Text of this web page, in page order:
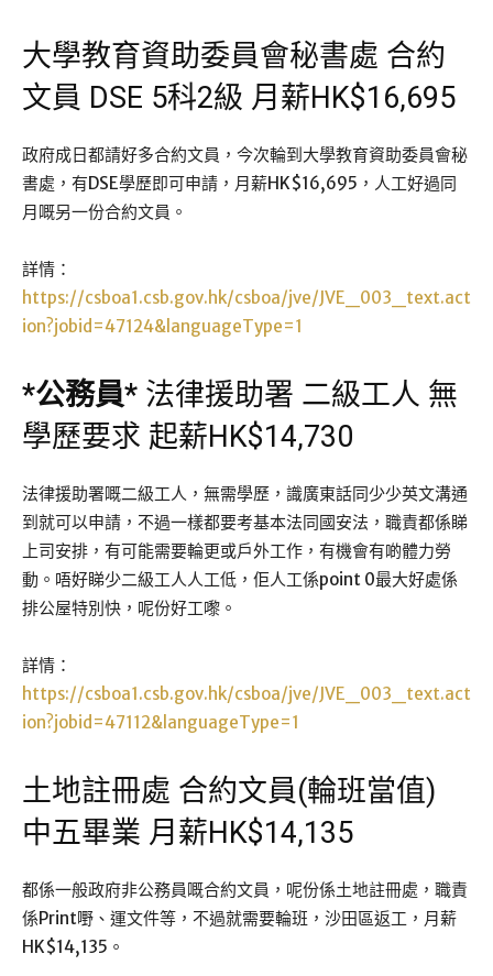
大學教育資助委員會秘書處 合約
文員 DSE 5科2級 月薪HK$16,695
政府成日都請好多合約文員，今次輪到大學教育資助委員會秘
書處，有DSE學歷即可申請，月薪HK$16,695，人工好過同
月嘅另一份合約文員。
詳情：
https://csboa1.csb.gov.hk/csboa/jve/JVE_003_text.act
ion?jobid=47124&languageType=1
*公務員* 法律援助署 二級工人 無
學歷要求 起薪HK$14,730
法律援助署嘅二級工人，無需學歷，識廣東話同少少英文溝通
到就可以申請，不過一樣都要考基本法同國安法，職責都係睇
上司安排，有可能需要輪更或戶外工作，有機會有啲體力勞
動。唔好睇少二級工人人工低，佢人工係point 0最大好處係
排公屋特別快，呢份好工嚟。
詳情：
https://csboa1.csb.gov.hk/csboa/jve/JVE_003_text.act
ion?jobid=47112&languageType=1
土地註冊處 合約文員(輪班當值)
中五畢業 月薪HK$14,135
都係一般政府非公務員嘅合約文員，呢份係土地註冊處，職責
係Print嘢、運文件等，不過就需要輪班，沙田區返工，月薪
HK$14,135。